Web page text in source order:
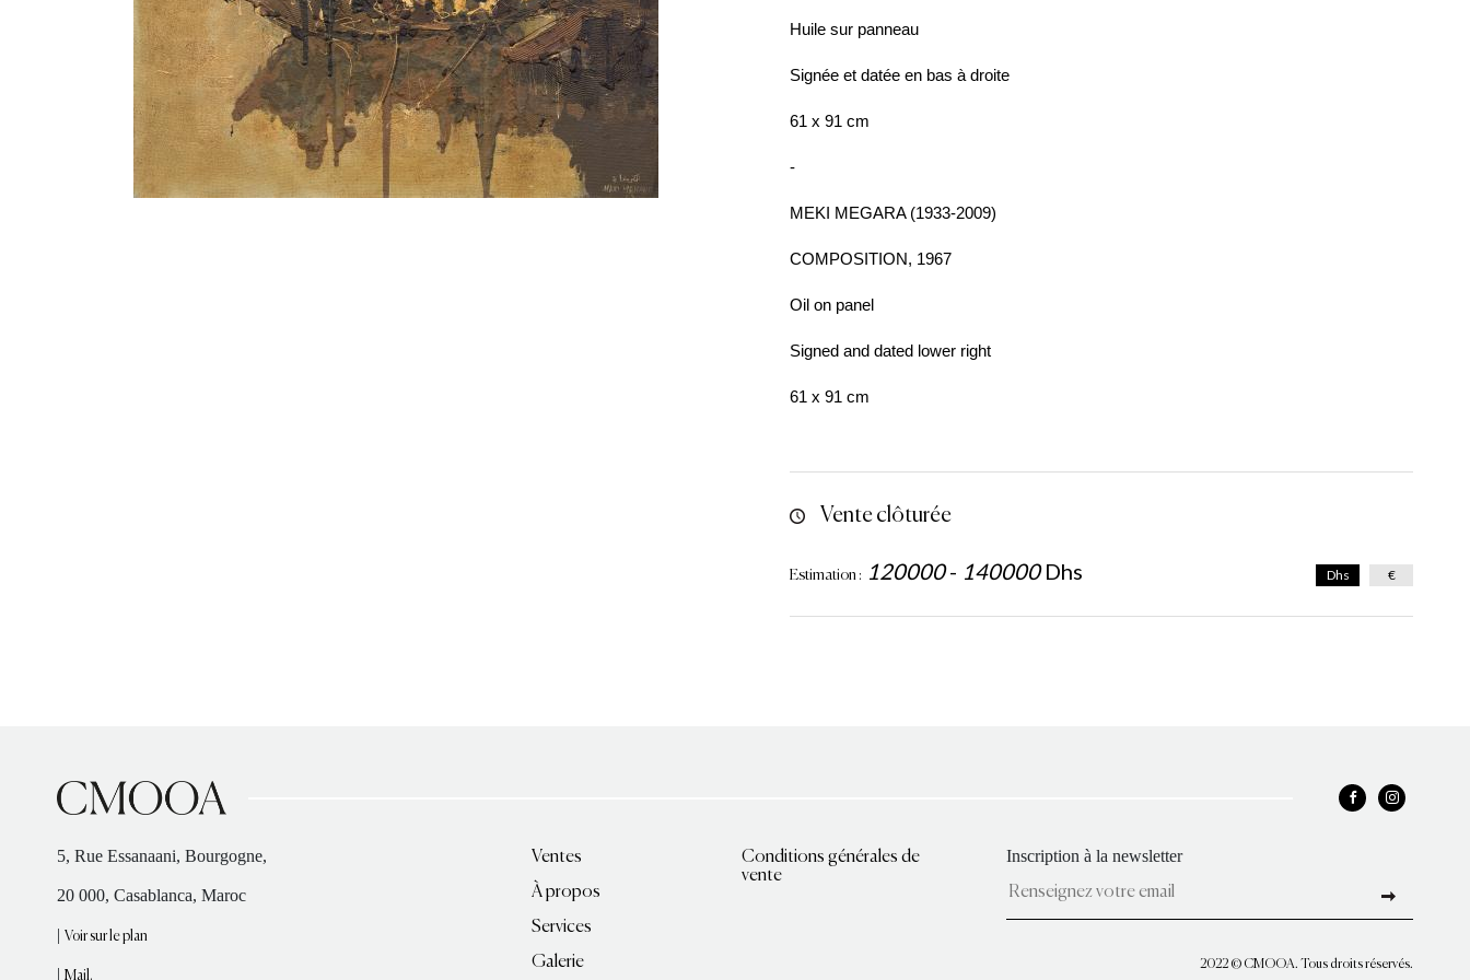
Huile sur panneau
Signée et datée en bas à droite
61 x 91 cm
-
MEKI MEGARA (1933-2009)
COMPOSITION, 1967
Oil on panel
Signed and dated lower right
61 x 91 cm
Vente clôturée
Estimation : 120000- 140000 Dhs Dhs €
5, Rue Essanaani, Bourgogne,
20 000, Casablanca, Maroc
| Voir sur le plan
| Mail.
Ventes
À propos
Services
Galerie
Conditions générales de
vente
Inscription à la newsletter
2022 © CMOOA. Tous droits réservés.